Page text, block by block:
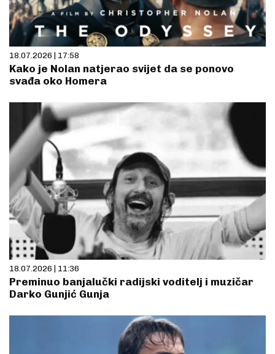
18.07.2026 | 17:58
Kako je Nolan natjerao svijet da se ponovo
svađa oko Homera
18.07.2026 | 11:36
Preminuo banjalučki radijski voditelj i muzičar
Darko Gunjić Gunja